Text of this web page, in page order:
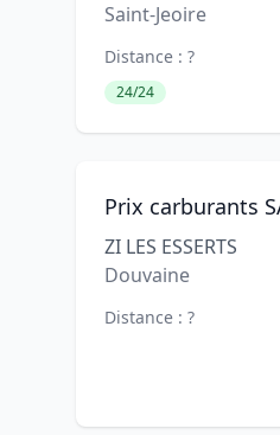
Saint-Jeoire
Distance : ?
24/24
Prix carburants
ZI LES ESSERTS
Douvaine
Distance : ?